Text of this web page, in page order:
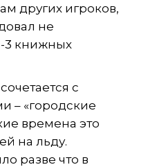
других игроков,
не
3 книжных
с
– «городские
времена это
на льду.
разве что в